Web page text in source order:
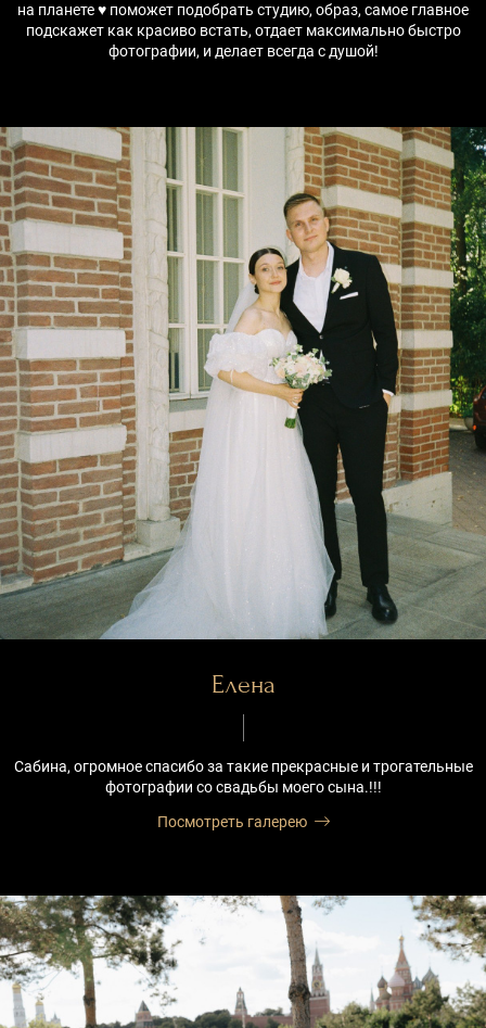
на планете ♥️ поможет подобрать студию, образ, самое главное
подскажет как красиво встать, отдает максимально быстро
фотографии, и делает всегда с душой!
Елена
Сабина, огромное спасибо за такие прекрасные и трогательные
фотографии со свадьбы моего сына.!!!
Посмотреть галерею